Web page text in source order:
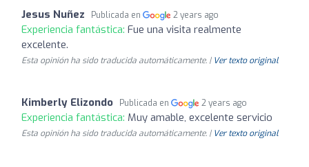
Jesus Nuñez Publicada en 2 years ago
Experiencia fantástica: Fue una visita realmente
excelente.
Esta opinión ha sido traducida automáticamente. | Ver texto original
Kimberly Elizondo Publicada en 2 years ago
Experiencia fantástica: Muy amable, excelente servicio
Esta opinión ha sido traducida automáticamente. | Ver texto original